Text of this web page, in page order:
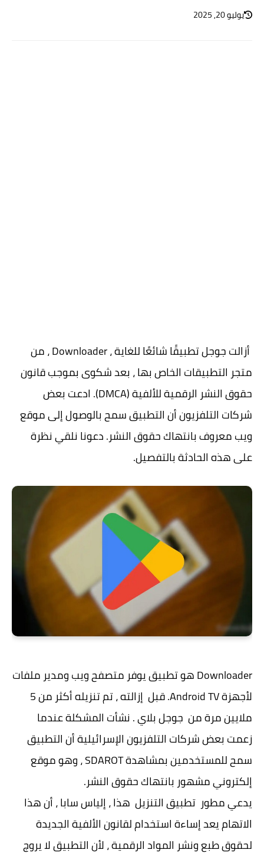
يوليو 20, 2025
أزالت جوجل تطبيقًا شائعًا للغاية ، Downloader ، من
متجر التطبيقات الخاص بها ، بعد شكوى بموجب قانون
حقوق النشر الرقمية للألفية (DMCA). ادعت بعض
شركات التلفزيون أن التطبيق سمح بالوصول إلى موقع
ويب معروف بانتهاك حقوق النشر. دعونا نلقي نظرة
على هذه الحادثة بالتفصيل.
Downloader هو تطبيق يوفر متصفح ويب ومدير ملفات
لأجهزة Android TV. قبل إزالته ، تم تنزيله أكثر من 5
ملايين مرة من جوجل بلاي . نشأت المشكلة عندما
زعمت بعض شركات التلفزيون الإسرائيلية أن التطبيق
سمح للمستخدمين بمشاهدة SDAROT ، وهو موقع
إلكتروني مشهور بانتهاك حقوق النشر.
يدعي مطور تطبيق التنزيل هذا ، إلياس سابا ، أن هذا
الاتهام يعد إساءة استخدام لقانون الألفية الجديدة
لحقوق طبع ونشر المواد الرقمية ، لأن التطبيق لا يروج